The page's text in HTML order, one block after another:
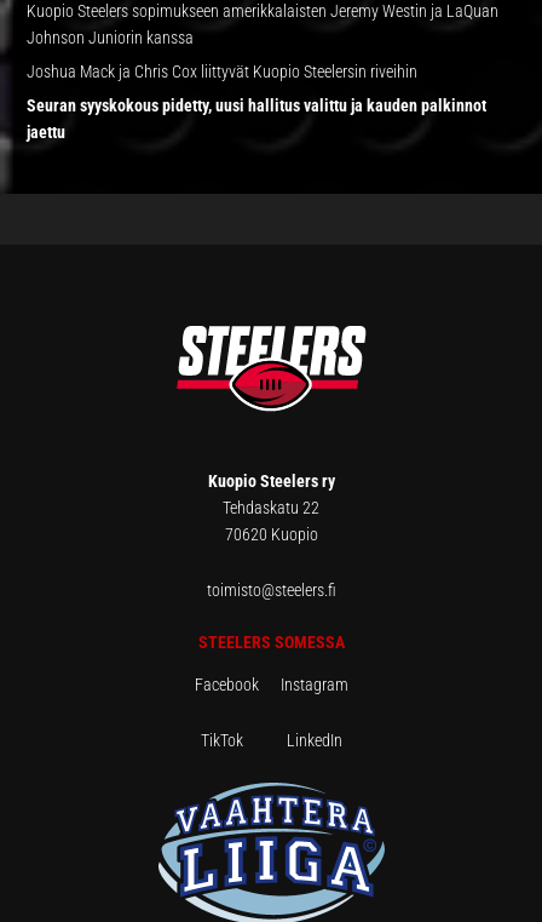
Kuopio Steelers sopimukseen amerikkalaisten Jeremy Westin ja LaQuan
Johnson Juniorin kanssa
Joshua Mack ja Chris Cox liittyvät Kuopio Steelersin riveihin
Seuran syyskokous pidetty, uusi hallitus valittu ja kauden palkinnot
jaettu
Kuopio Steelers ry
Tehdaskatu 22
70620 Kuopio
toimisto@steelers.fi
STEELERS SOMESSA
Facebook Instagram
TikTok LinkedIn